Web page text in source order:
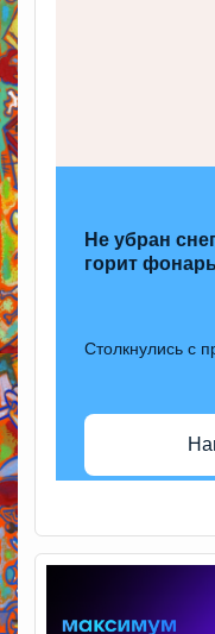
Не убран
горит
Столкнулись с